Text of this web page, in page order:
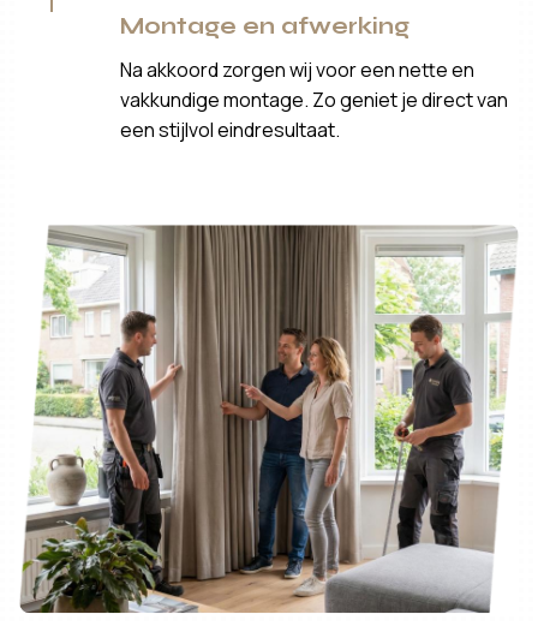
Montage en afwerking
Na akkoord zorgen wij voor een nette en
vakkundige montage. Zo geniet je direct van
een stijlvol eindresultaat.